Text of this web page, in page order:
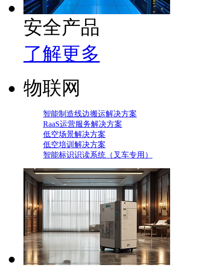
安全产品
了解更多
物联网
智能制造线边搬运解决方案
RaaS运营服务解决方案
低空场景解决方案
低空培训解决方案
智能标识识读系统（叉车专用）